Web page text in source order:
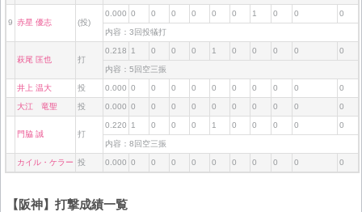
9 赤星 優志 (投)
0.000 0 0 0 0 0 0 1 0 0 0
内容：3回投犠打
萩尾 匡也 打
0.218 1 0 0 0 1 0 0 0 0 0
内容：5回空三振
井上 温大 投 0.000 0 0 0 0 0 0 0 0 0 0
大江 竜聖 投 0.000 0 0 0 0 0 0 0 0 0 0
門脇 誠 打
0.220 1 0 0 0 1 0 0 0 0 0
内容：8回空三振
カイル・ケラー 投 0.000 0 0 0 0 0 0 0 0 0 0
【阪神】打撃成績一覧